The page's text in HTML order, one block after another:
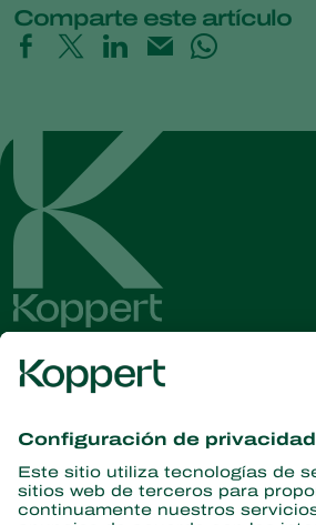
Comparte este artículo
información
Suscríbase aquí